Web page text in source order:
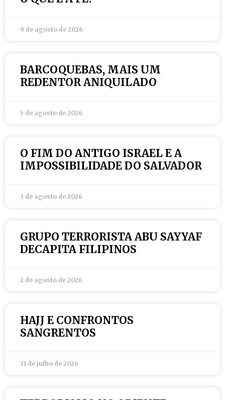
9 de agosto de 2026
BARCOQUEBAS, MAIS UM
REDENTOR ANIQUILADO
5 de agosto de 2026
O FIM DO ANTIGO ISRAEL E A
IMPOSSIBILIDADE DO SALVADOR
3 de agosto de 2026
GRUPO TERRORISTA ABU SAYYAF
DECAPITA FILIPINOS
2 de agosto de 2026
HAJJ E CONFRONTOS
SANGRENTOS
31 de julho de 2026